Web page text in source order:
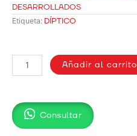
DESARROLLADOS
Etiqueta: DÍPTICO
COUCHE
Añadir al carrito
Consultar